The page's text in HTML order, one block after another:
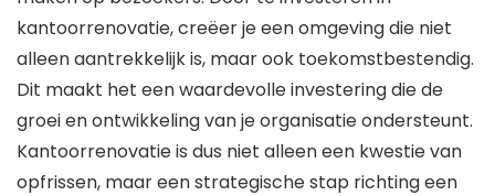
kantoorrenovatie, creëer je een omgeving die niet
alleen aantrekkelijk is, maar ook toekomstbestendig.
Dit maakt het een waardevolle investering die de
groei en ontwikkeling van je organisatie ondersteunt.
Kantoorrenovatie is dus niet alleen een kwestie van
opfrissen, maar een strategische stap richting een